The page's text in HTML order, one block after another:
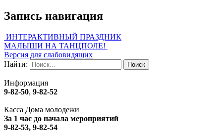
Запись навигация
ИНТЕРАКТИВНЫЙ ПРАЗДНИК
МАЛЫШИ НА ТАНЦПОЛЕ!
Версия для слабовидящих
Найти:
Информация
9-82-50, 9-82-52
Касса Дома молодежи
За 1 час до начала мероприятий
9-82-53, 9-82-54